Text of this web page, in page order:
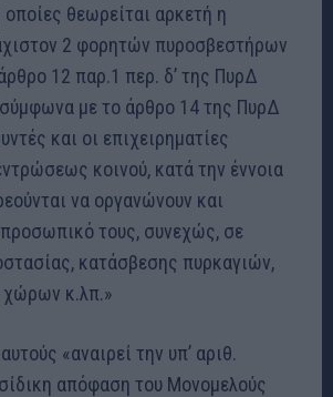
θεωρείται αρκετή η
2 φορητών πυροσβεστήρων
12 παρ.1 περ. δ’ της ΠυρΔ
με το άρθρο 14 της ΠυρΔ
και οι επιχειρηματίες
κοινού, κατά την έννοια
να οργανώνουν και
τους, συνεχώς, σε
κατάσβεσης πυρκαγιών,
κ.λπ.»
«αναιρεί την υπ’ αριθ.
απόφαση του Μονομελούς